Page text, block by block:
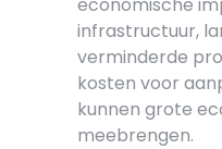
infrastructuur,
verminderde
kosten voor
kunnen grote
meebrengen.